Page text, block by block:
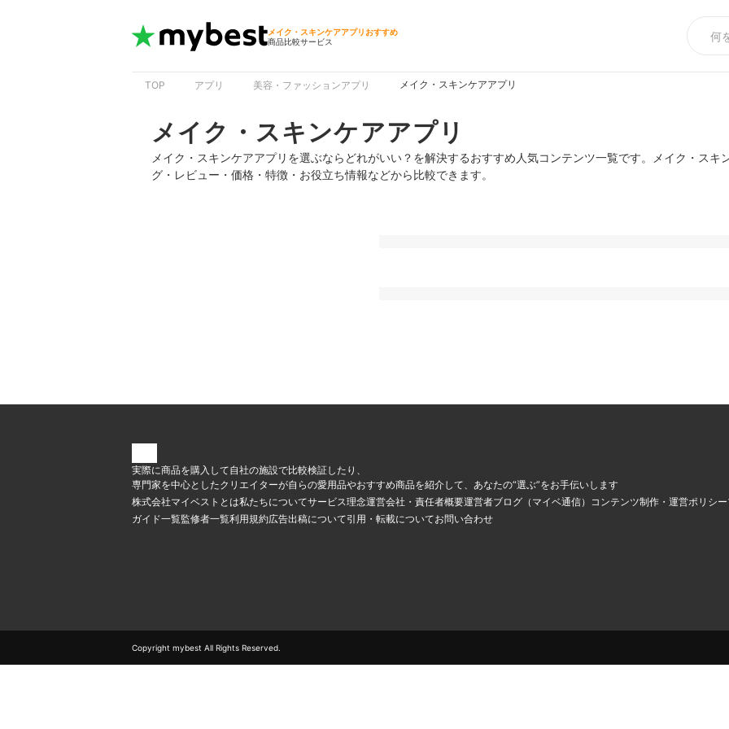
メイク・スキンケアアプリおすすめ
商品比較サービス
TOP アプリ 美容・ファッションアプリ メイク・スキンケアアプリ
メイク・スキンケアアプリ
メイク・スキンケアアプリを選ぶならどれがいい？を解決するおすすめ人気コンテンツ一覧です。メイク・スキ
グ・レビュー・価格・特徴・お役立ち情報などから比較できます。
実際に商品を購入して自社の施設で比較検証したり、
専門家を中心としたクリエイターが自らの愛用品やおすすめ商品を紹介して、あなたの“選ぶ”をお手伝いします
株式会社マイベストとは私たちについてサービス理念運営会社・責任者概要運営者ブログ（マイベ通信） コンテンツ制作・運営ポリシー
ガイド一覧監修者一覧利用規約広告出稿について引用・転載についてお問い合わせ
Copyright mybest All Rights Reserved.